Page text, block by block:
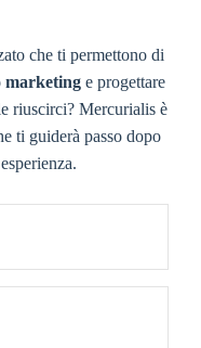
che ti permettono di
marketing e progettare
riuscirci? Mercurialis è
ti guiderà passo dopo